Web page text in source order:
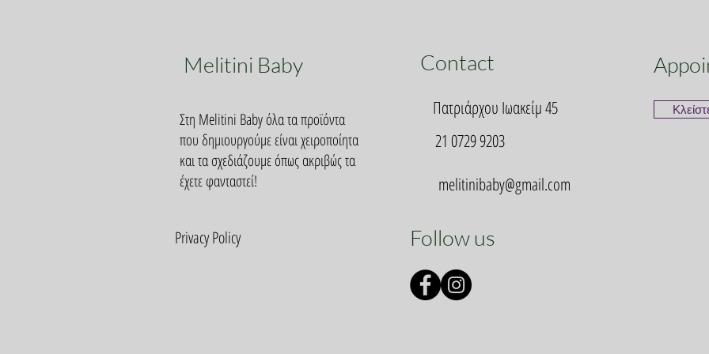
Melitini Baby Contact
Στη Melitini Baby όλα τα προϊόντα
που δημιουργούμε είναι χειροποίητα
και τα σχεδιάζουμε όπως ακριβώς τα
έχετε φανταστεί!
Πατριάρχου Ιωακείμ 45
21 0729 9203
melitinibaby@gmail.com
Follow us
Privacy Policy